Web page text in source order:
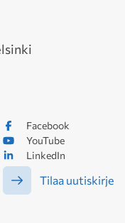
Facebook
YouTube
LinkedIn
Tilaa uutiskirje